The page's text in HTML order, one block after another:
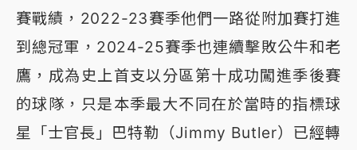
賽戰績，2022-23賽季他們一路從附加賽打進
到總冠軍，2024-25賽季也連續擊敗公牛和老
鷹，成為史上首支以分區第十成功闖進季後賽
的球隊，只是本季最大不同在於當時的指標球
星「士官長」巴特勒（Jimmy Butler）已經轉